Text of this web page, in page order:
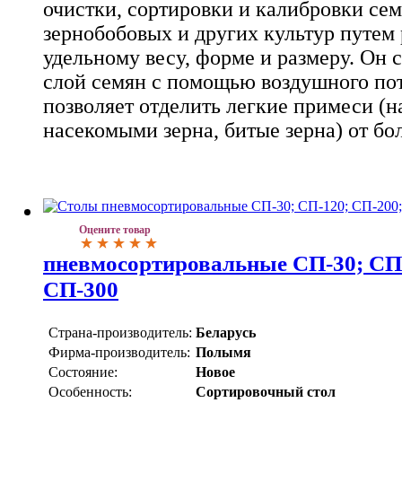
очистки, сортировки и калибровки
зернобобовых и других культур
удельному весу, форме и размеру. Он
слой семян с помощью воздушного
позволяет отделить легкие примеси
насекомыми зерна, битые зерна) от
Оцените товар
пневмосортировальные СП-30;
СП-300
Страна-производитель: Беларусь
Фирма-производитель: Полымя
Состояние:
Новое
Особенность:
Сортировочный стол